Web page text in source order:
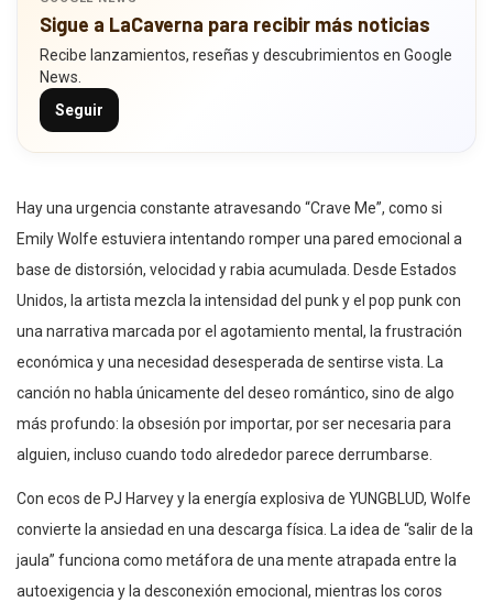
Sigue a LaCaverna para recibir más noticias
Recibe lanzamientos, reseñas y descubrimientos en Google
News.
Seguir
Hay una urgencia constante atravesando “Crave Me”, como si
Emily Wolfe estuviera intentando romper una pared emocional a
base de distorsión, velocidad y rabia acumulada. Desde Estados
Unidos, la artista mezcla la intensidad del punk y el pop punk con
una narrativa marcada por el agotamiento mental, la frustración
económica y una necesidad desesperada de sentirse vista. La
canción no habla únicamente del deseo romántico, sino de algo
más profundo: la obsesión por importar, por ser necesaria para
alguien, incluso cuando todo alrededor parece derrumbarse.
Con ecos de PJ Harvey y la energía explosiva de YUNGBLUD, Wolfe
convierte la ansiedad en una descarga física. La idea de “salir de la
jaula” funciona como metáfora de una mente atrapada entre la
autoexigencia y la desconexión emocional, mientras los coros